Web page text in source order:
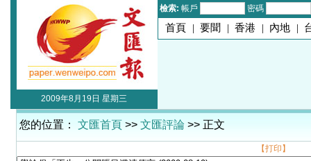
檢索: 帳戶 密碼
首頁 | 要聞 | 香港 | 內地 |
2009年8月19日 星期三
您的位置： 文匯首頁 >> 文匯評論 >> 正文
【打印】